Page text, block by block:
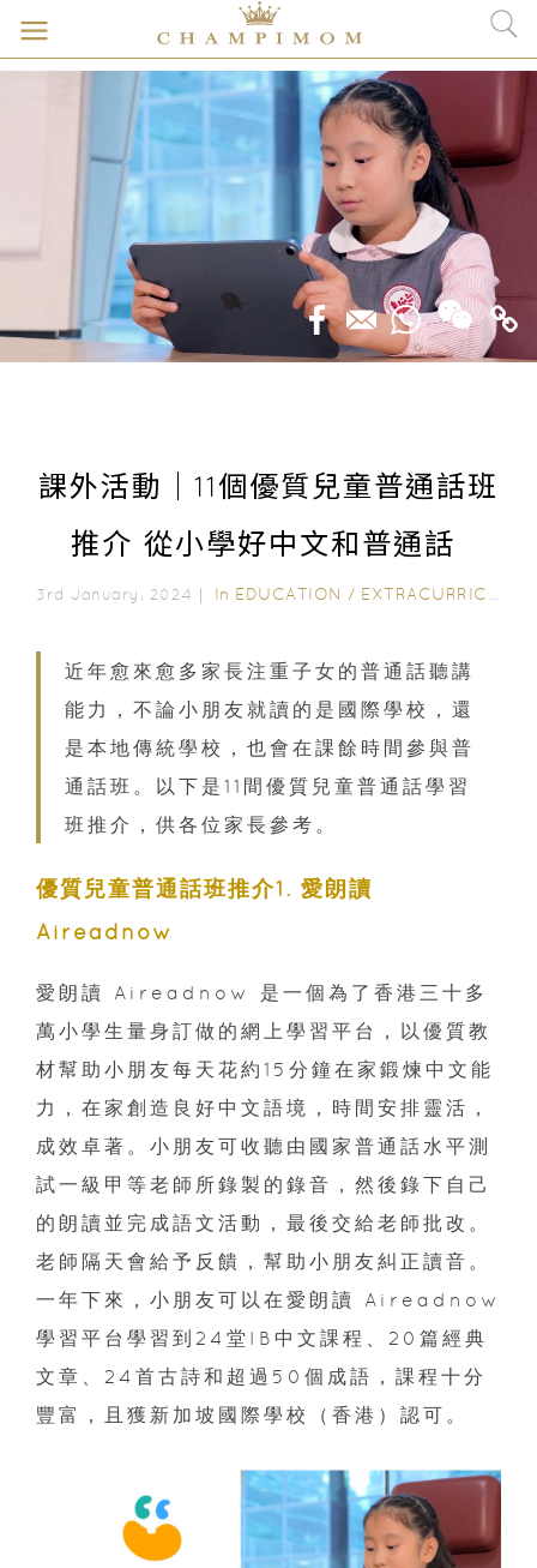
課外活動｜11個優質兒童普通話班
推介 從小學好中文和普通話
3rd January, 2024｜ In EDUCATION / EXTRACURRICULAR ACTIVITIES
近年愈來愈多家長注重子女的普通話聽講
能力，不論小朋友就讀的是國際學校，還
是本地傳統學校，也會在課餘時間參與普
通話班。以下是11間優質兒童普通話學習
班推介，供各位家長參考。
優質兒童普通話班推介1. 愛朗讀
Aireadnow
愛朗讀 Aireadnow 是一個 為了香港三十多
萬小學生量身訂做的網上學習平台，以優質教
材幫助小朋友每天花約15分鐘在家鍛煉中文能
力，在家創造良好中文語境，時間安排靈活，
成效卓著。小朋友可收聽由國家普通話水平測
試一級甲等老師所錄製的錄音，然後錄下自己
的朗讀並完成語文活動，最後交給老師批改。
老師隔天會給予反饋，幫助小朋友糾正讀音。
一年下來，小朋友可以在愛朗讀 Aireadnow
學習平台學習到24堂IB中文課程、20篇經典
文章、24首古詩和超過50個成語，課程十分
豐富，且獲新加坡國際學校（香港）認可。